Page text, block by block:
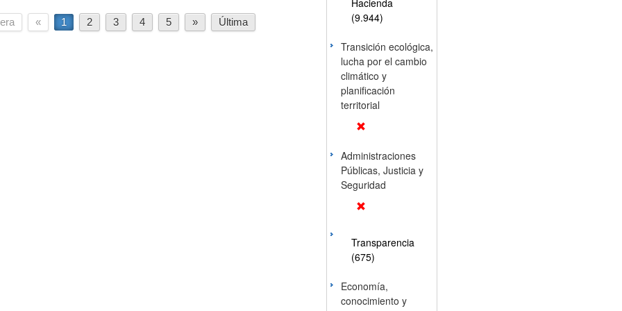
« 1 2 3 4 5 » Última
Hacienda
(9.944)
Transición ecológica,
lucha por el cambio
climático y
planificación
territorial
Administraciones
Públicas, Justicia y
Seguridad
Transparencia
(675)
Economía,
conocimiento y